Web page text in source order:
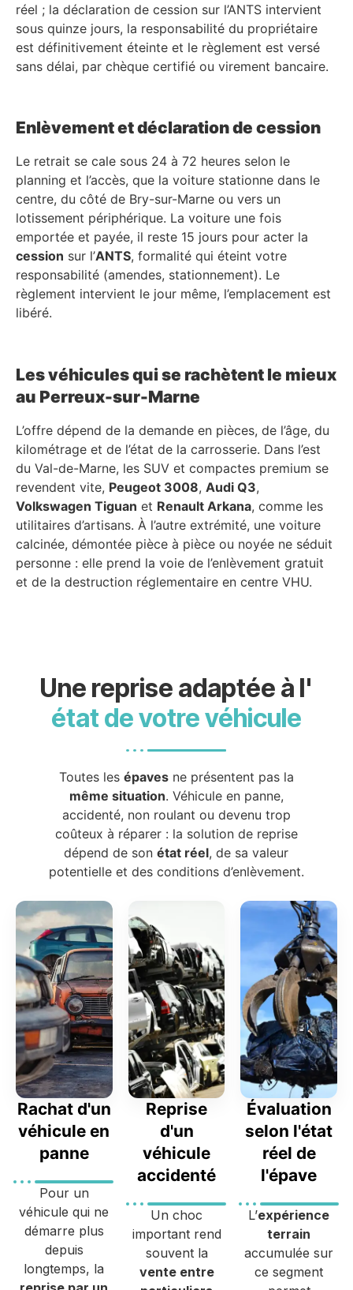
réel ; la déclaration de cession sur l’ANTS intervient
sous quinze jours, la responsabilité du propriétaire
est définitivement éteinte et le règlement est versé
sans délai, par chèque certifié ou virement bancaire.
Enlèvement et déclaration de cession
Le retrait se cale sous 24 à 72 heures selon le
planning et l’accès, que la voiture stationne dans le
centre, du côté de Bry-sur-Marne ou vers un
lotissement périphérique. La voiture une fois
emportée et payée, il reste 15 jours pour acter la
cession sur l’ANTS, formalité qui éteint votre
responsabilité (amendes, stationnement). Le
règlement intervient le jour même, l’emplacement est
libéré.
Les véhicules qui se rachètent le mieux
au Perreux-sur-Marne
L’offre dépend de la demande en pièces, de l’âge, du
kilométrage et de l’état de la carrosserie. Dans l’est
du Val-de-Marne, les SUV et compactes premium se
revendent vite, Peugeot 3008, Audi Q3,
Volkswagen Tiguan et Renault Arkana, comme les
utilitaires d’artisans. À l’autre extrémité, une voiture
calcinée, démontée pièce à pièce ou noyée ne séduit
personne : elle prend la voie de l’enlèvement gratuit
et de la destruction réglementaire en centre VHU.
Une reprise adaptée à l'
état de votre véhicule
Toutes les épavesne présentent pas la
même situation. Véhicule en panne,
accidenté, non roulant ou devenu trop
coûteux à réparer : la solution de reprise
dépend de sonétat réel, de sa valeur
potentielle et des conditions d’enlèvement.
Rachat d'un
véhicule en
panne
Pour un
véhicule qui ne
démarre plus
depuis
longtemps, la
Reprise
d'un
véhicule
accidenté
Un choc
important rend
souvent la
vente entre
Évaluation
selon l'état
réel de
l'épave
L’expérience
terrain
accumulée sur
ce segment